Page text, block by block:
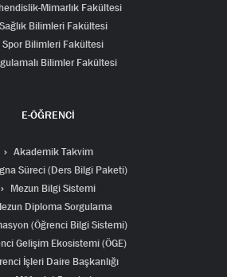
Mimarlık Fakültesi
Sağlık Bilimleri Fakültesi
Spor Bilimleri Fakültesi
Bilimler Fakültesi
E-ÖĞRENCİ
Akademik Takvim
Süreci (Ders Bilgi Paketi)
Mezun Bilgi Sistemi
Diploma Sorgulama
(Öğrenci Bilgi Sistemi)
Gelişim Ekosistemi (ÖGE)
İşleri Daire Başkanlığı